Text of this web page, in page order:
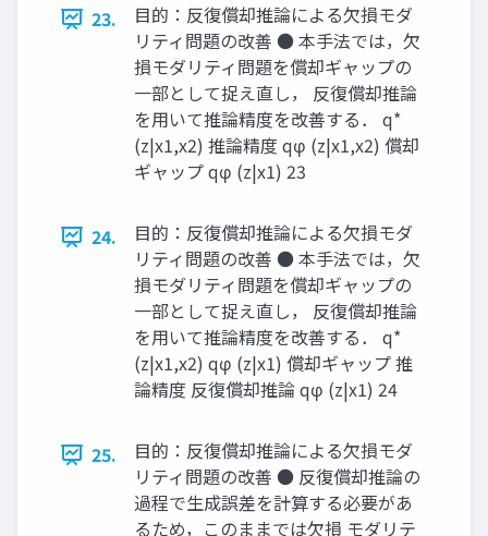
23.
目的：反復償却推論による欠損モダ
リティ問題の改善 ● 本手法では，欠
損モダリティ問題を償却ギャップの
一部として捉え直し， 反復償却推論
を用いて推論精度を改善する． q*
(z|x1,x2) 推論精度 qφ (z|x1,x2) 償却
ギャップ qφ (z|x1) 23
24.
目的：反復償却推論による欠損モダ
リティ問題の改善 ● 本手法では，欠
損モダリティ問題を償却ギャップの
一部として捉え直し， 反復償却推論
を用いて推論精度を改善する． q*
(z|x1,x2) qφ (z|x1) 償却ギャップ 推
論精度 反復償却推論 qφ (z|x1) 24
25.
目的：反復償却推論による欠損モダ
リティ問題の改善 ● 反復償却推論の
過程で生成誤差を計算する必要があ
るため，このままでは欠損 モダリテ